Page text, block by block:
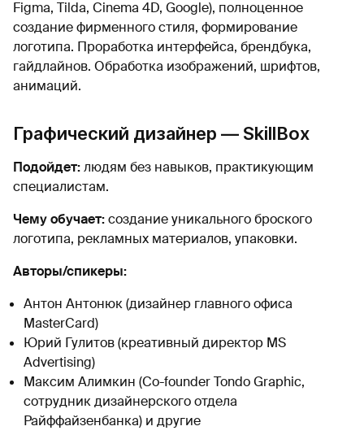
Figma, Tilda, Cinema 4D, Google), полноценное
создание фирменного стиля, формирование
логотипа. Проработка интерфейса, брендбука,
гайдлайнов. Обработка изображений, шрифтов,
анимаций.
Графический дизайнер — SkillBox
Подойдет:людям без навыков, практикующим
специалистам.
Чему обучает:создание уникального броского
логотипа, рекламных материалов, упаковки.
Авторы/спикеры:
Антон Антонюк (дизайнер главного офиса
MasterCard)
Юрий Гулитов (креативный директор MS
Advertising)
Максим Алимкин (Co-founder Tondo Graphic,
сотрудник дизайнерского отдела
Райффайзенбанка) и другие